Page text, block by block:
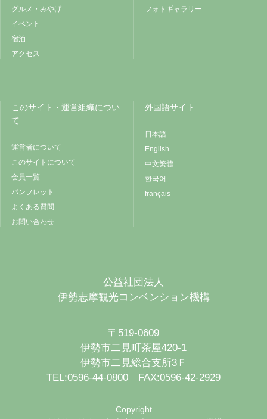
グルメ・みやげ
イベント
宿泊
アクセス
フォトギャラリー
このサイト・運営組織につい
て
運営者について
このサイトについて
会員一覧
パンフレット
よくある質問
お問い合わせ
外国語サイト
日本語
English
中文繁體
한국어
français
公益社団法人
伊勢志摩観光コンベンション機構
〒519-0609
伊勢市二見町茶屋420-1
伊勢市二見総合支所3Ｆ
TEL:0596-44-0800 FAX:0596-42-2929
Copyright